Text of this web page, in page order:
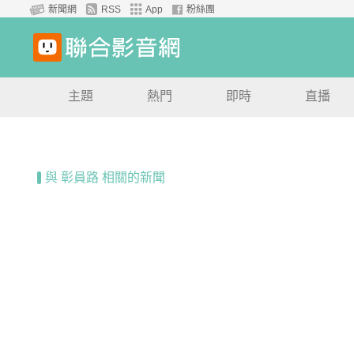
新聞網 RSS App 粉絲團
主題 熱門 即時 直播
與 彰員路 相關的新聞